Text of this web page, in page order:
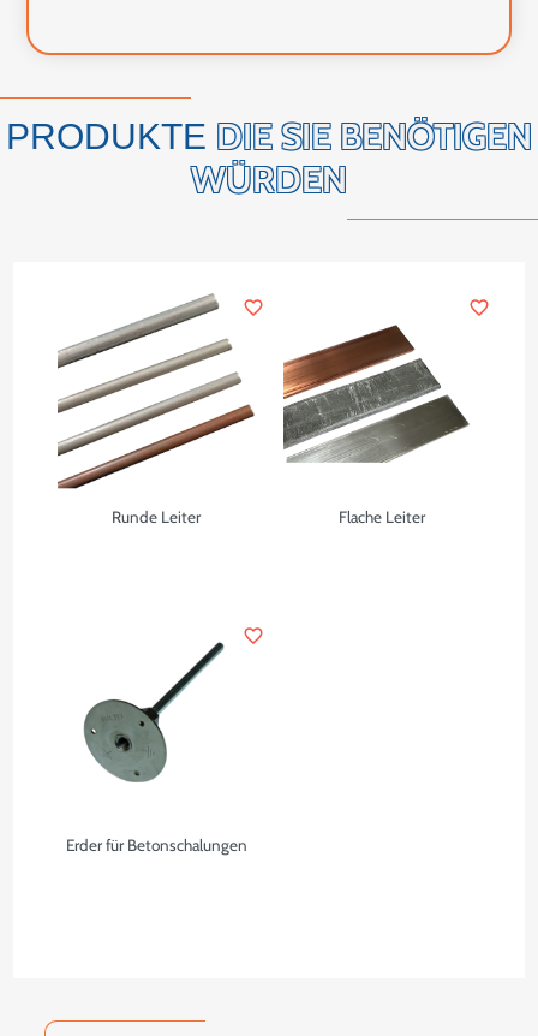
PRODUKTE DIE SIE BENÖTIGEN
WÜRDEN
Runde Leiter
favorite_border
Flache Leiter
favorite_border
Erder für Betonschalungen
favorite_border